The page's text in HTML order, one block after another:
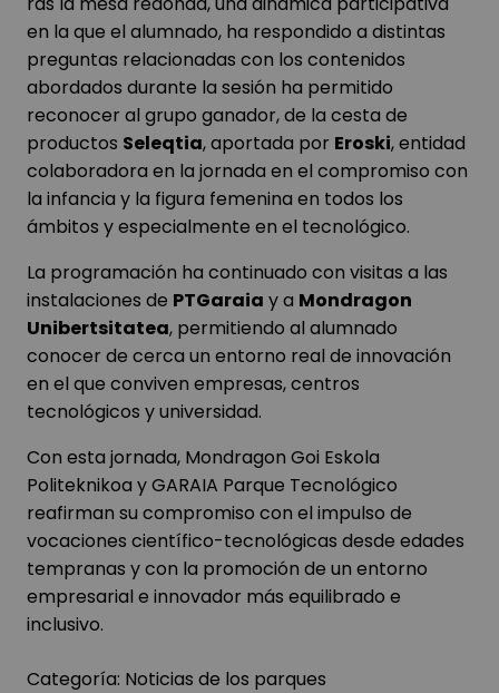
en la que el alumnado, ha respondido a distintas
preguntas relacionadas con los contenidos
abordados durante la sesión ha permitido
reconocer al grupo ganador, de la cesta de
productos Seleqtia, aportada por Eroski, entidad
colaboradora en la jornada en el compromiso con
la infancia y la figura femenina en todos los
ámbitos y especialmente en el tecnológico.
La programación ha continuado con visitas a las
instalaciones de PTGaraia y a Mondragon
Unibertsitatea, permitiendo al alumnado
conocer de cerca un entorno real de innovación
en el que conviven empresas, centros
tecnológicos y universidad.
Con esta jornada, Mondragon Goi Eskola
Politeknikoa y GARAIA Parque Tecnológico
reafirman su compromiso con el impulso de
vocaciones científico-tecnológicas desde edades
tempranas y con la promoción de un entorno
empresarial e innovador más equilibrado e
inclusivo.
Categoría: Noticias de los parques